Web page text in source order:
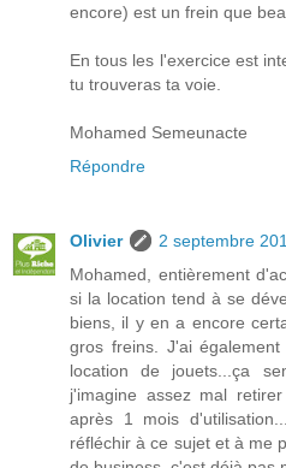
encore) est un frein que
En tous les l'exercice est
tu trouveras ta voie.
Mohamed Semeunacte
Répondre
Olivier
2 septembre
Mohamed, entièrement
si la location tend à se
biens, il y en a encore
gros freins. J'ai
location de jouets...ça
j'imagine assez mal
après 1 mois
réfléchir à ce sujet et à me